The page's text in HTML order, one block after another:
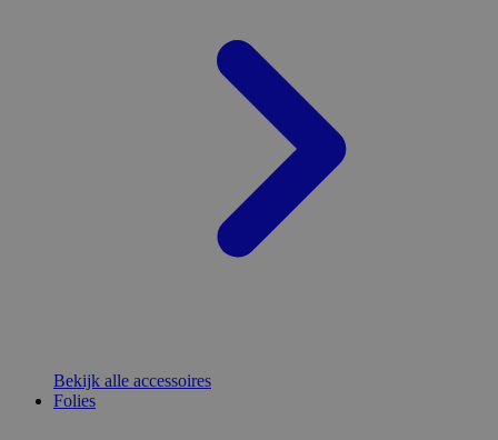
Bekijk alle accessoires
Folies